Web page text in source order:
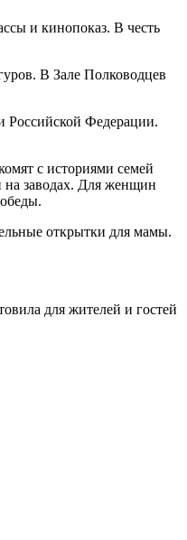
и кинопоказ. В честь
В Зале Полководцев
Российской Федерации.
с историями семей
на заводах. Для женщин
открытки для мамы.
для жителей и гостей